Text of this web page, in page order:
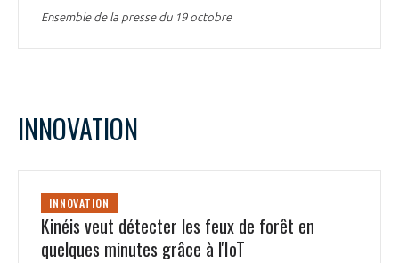
Ensemble de la presse du 19 octobre
INNOVATION
INNOVATION
Kinéis veut détecter les feux de forêt en
quelques minutes grâce à l'IoT